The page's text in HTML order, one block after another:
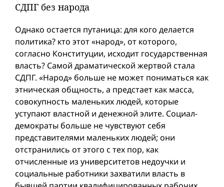
СДПГ без народа
Однако остается путаница: для кого делается
политика? кто этот «народ», от которого,
согласно Конституции, исходит государственная
власть? Самой драматической жертвой стала
СДПГ. «Народ» больше не может пониматься как
этническая общность, а предстает как масса,
совокупность маленьких людей, которые
уступают властной и денежной элите. Социал-
демократы больше не чувствуют себя
представителями маленьких людей; они
отстранились от этого с тех пор, как
отчисленные из университетов недоучки и
социальные работники захватили власть в